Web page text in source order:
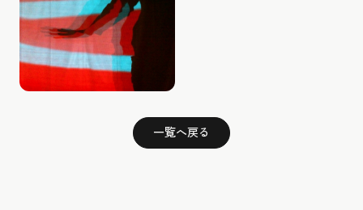
一覧へ戻る